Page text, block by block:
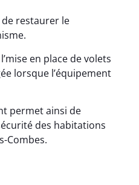
restaurer le
en place de volets
lorsque l’équipement
permet ainsi de
des habitations
Combes.